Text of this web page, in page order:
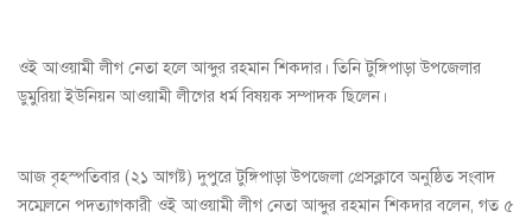
ওই আওয়ামী লীগ নেতা হলে আব্দুর রহমান শিকদার। তিনি টুঙ্গিপাড়া উপজেলার
ডুমুরিয়া ইউনিয়ন আওয়ামী লীগের ধর্ম বিষয়ক সম্পাদক ছিলেন।
আজ বৃহস্পতিবার (২১ আগষ্ট) দুপুরে টুঙ্গিপাড়া উপজেলা প্রেসক্লাবে অনুষ্ঠিত সংবাদ
সম্মেলনে পদত্যাগকারী ওই আওয়ামী লীগ নেতা আব্দুর রহমান শিকদার বলেন, গত ৫